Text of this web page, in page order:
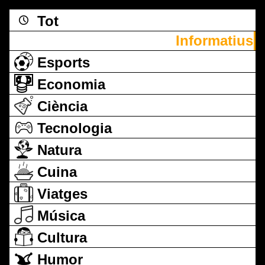
Tot
Informatius
Esports
Economia
Ciència
Tecnologia
Natura
Cuina
Viatges
Música
Cultura
Humor